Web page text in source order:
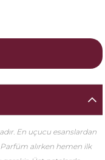
En uçucu esanslardan
alırken hemen ilk